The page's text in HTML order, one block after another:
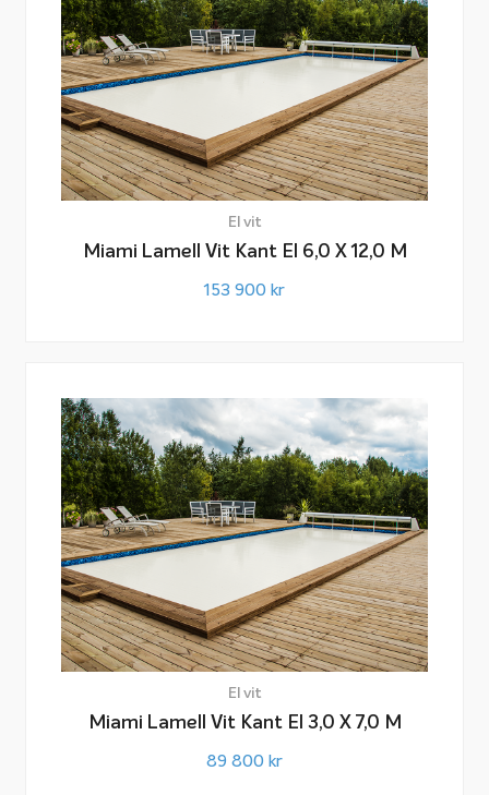
Poolskyddet levereras som standard i vitt men kan
även levereras i färgerna beige, grå eller blå.
Lamellskydd till pool med trappa
Har du en trappa på en kortsida kan du köpa till en
trappflik för den. Detta gäller dock inte vår
El vit
Miami Lamell Vit Kant El 6,0 X 12,0 M
153 900 kr
El vit
Miami Lamell Vit Kant El 3,0 X 7,0 M
89 800 kr